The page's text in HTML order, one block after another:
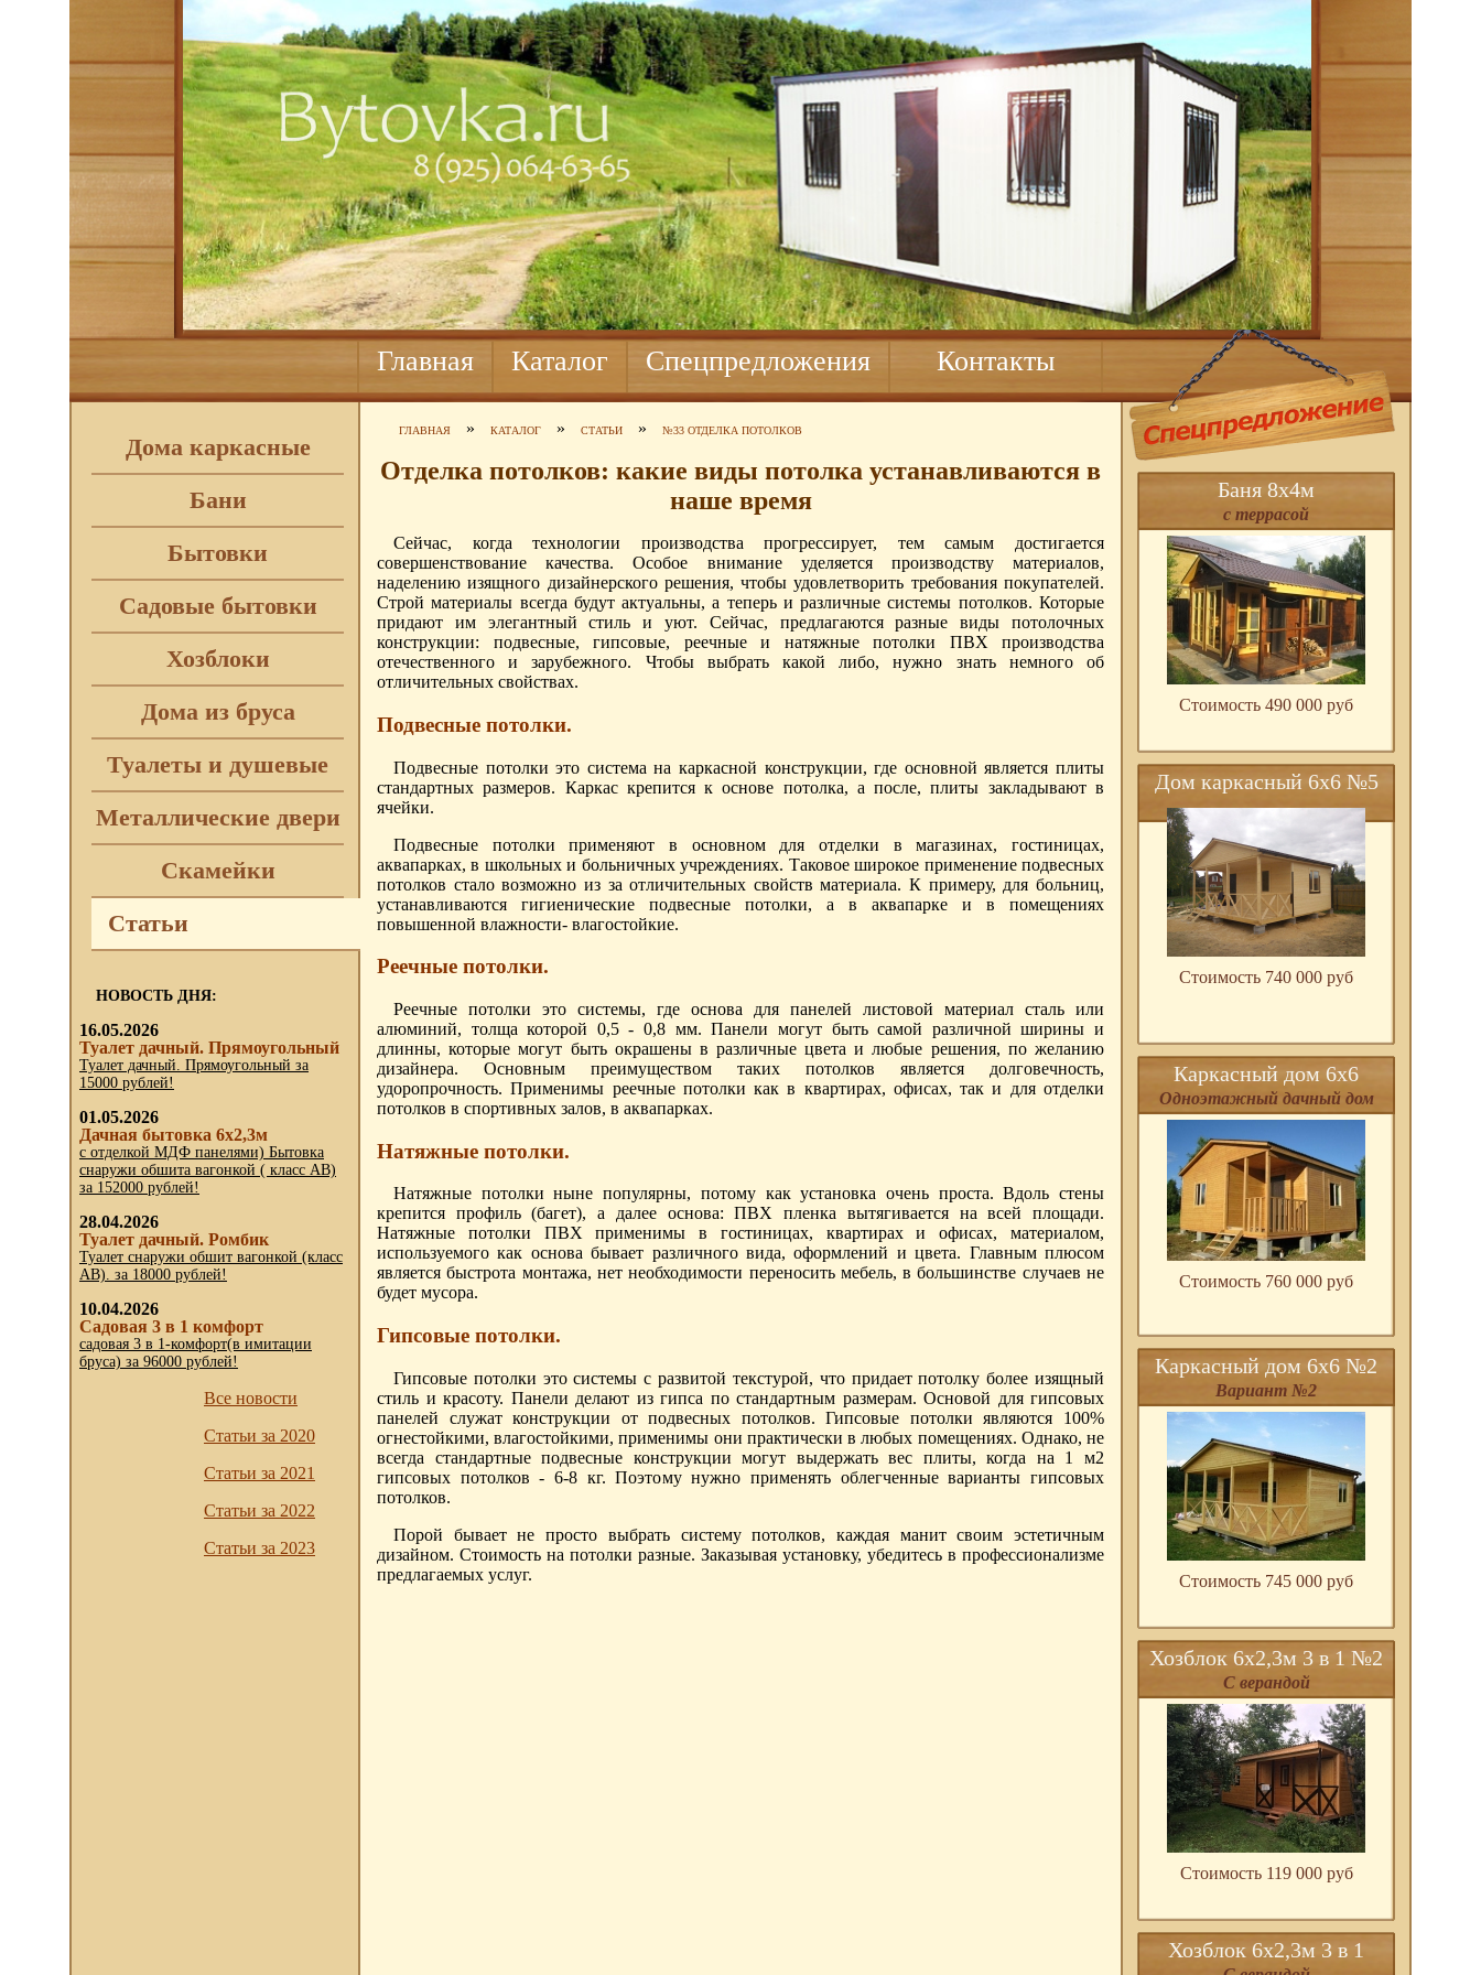
Главная Каталог Спецпредложения Контакты
Дома каркасные
Бани
Бытовки
Садовые бытовки
Хозблоки
Дома из бруса
Туалеты и душевые
Металлические двери
Скамейки
Статьи
НОВОСТЬ ДНЯ:
16.05.2026
Туалет дачный. Прямоугольный
Туалет дачный. Прямоугольный за
15000 рублей!
01.05.2026
Дачная бытовка 6х2,3м
с отделкой МДФ панелями) Бытовка
снаружи обшита вагонкой ( класс АВ)
за 152000 рублей!
28.04.2026
Туалет дачный. Ромбик
Туалет снаружи обшит вагонкой (класс
АВ). за 18000 рублей!
10.04.2026
Садовая 3 в 1 комфорт
садовая 3 в 1-комфорт(в имитации
бруса) за 96000 рублей!
Все новости
Статьи за 2020
Статьи за 2021
Статьи за 2022
Статьи за 2023
ГЛАВНАЯ » КАТАЛОГ » СТАТЬИ » №33 ОТДЕЛКА ПОТОЛКОВ
Отделка потолков: какие виды потолка устанавливаются в
наше время
Сейчас, когда технологии производства прогрессирует, тем самым достигается
совершенствование качества. Особое внимание уделяется производству материалов,
наделению изящного дизайнерского решения, чтобы удовлетворить требования покупателей.
Строй материалы всегда будут актуальны, а теперь и различные системы потолков. Которые
придают им элегантный стиль и уют. Сейчас, предлагаются разные виды потолочных
конструкции: подвесные, гипсовые, реечные и натяжные потолки ПВХ производства
отечественного и зарубежного. Чтобы выбрать какой либо, нужно знать немного об
отличительных свойствах.
Подвесные потолки.
Подвесные потолки это система на каркасной конструкции, где основной является плиты
стандартных размеров. Каркас крепится к основе потолка, а после, плиты закладывают в
ячейки.
Подвесные потолки применяют в основном для отделки в магазинах, гостиницах,
аквапарках, в школьных и больничных учреждениях. Таковое широкое применение подвесных
потолков стало возможно из за отличительных свойств материала. К примеру, для больниц,
устанавливаются гигиенические подвесные потолки, а в аквапарке и в помещениях
повышенной влажности- влагостойкие.
Реечные потолки.
Реечные потолки это системы, где основа для панелей листовой материал сталь или
алюминий, толща которой 0,5 - 0,8 мм. Панели могут быть самой различной ширины и
длинны, которые могут быть окрашены в различные цвета и любые решения, по желанию
дизайнера. Основным преимуществом таких потолков является долговечность,
удоропрочность. Применимы реечные потолки как в квартирах, офисах, так и для отделки
потолков в спортивных залов, в аквапарках.
Натяжные потолки.
Натяжные потолки ныне популярны, потому как установка очень проста. Вдоль стены
крепится профиль (багет), а далее основа: ПВХ пленка вытягивается на всей площади.
Натяжные потолки ПВХ применимы в гостиницах, квартирах и офисах, материалом,
используемого как основа бывает различного вида, оформлений и цвета. Главным плюсом
является быстрота монтажа, нет необходимости переносить мебель, в большинстве случаев не
будет мусора.
Гипсовые потолки.
Гипсовые потолки это системы с развитой текстурой, что придает потолку более изящный
стиль и красоту. Панели делают из гипса по стандартным размерам. Основой для гипсовых
панелей служат конструкции от подвесных потолков. Гипсовые потолки являются 100%
огнестойкими, влагостойкими, применимы они практически в любых помещениях. Однако, не
всегда стандартные подвесные конструкции могут выдержать вес плиты, когда на 1 м2
гипсовых потолков - 6-8 кг. Поэтому нужно применять облегченные варианты гипсовых
потолков.
Порой бывает не просто выбрать систему потолков, каждая манит своим эстетичным
дизайном. Стоимость на потолки разные. Заказывая установку, убедитесь в профессионализме
предлагаемых услуг.
Баня 8х4м
с террасой
Стоимость 490 000 pуб
Дом каркасный 6х6 №5
Стоимость 740 000 pуб
Каркасный дом 6х6
Одноэтажный дачный дом
Стоимость 760 000 pуб
Каркасный дом 6х6 №2
Вариант №2
Стоимость 745 000 pуб
Хозблок 6х2,3м 3 в 1 №2
С верандой
Стоимость 119 000 pуб
Хозблок 6х2,3м 3 в 1